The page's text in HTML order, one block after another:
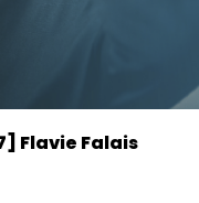
Flavie Falais